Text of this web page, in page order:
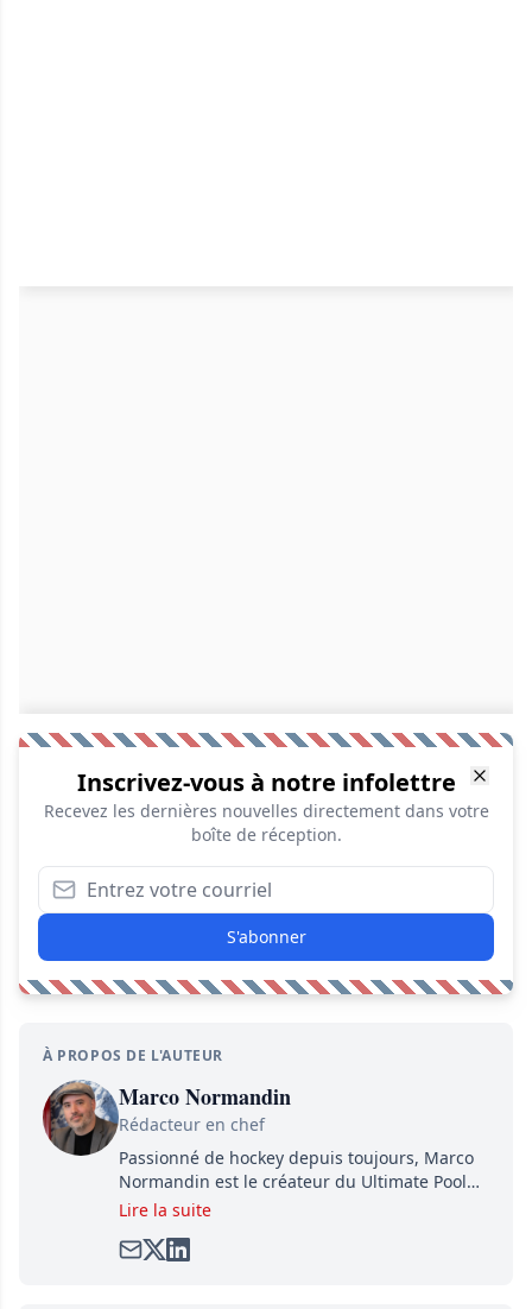
Inscrivez-vous à notre infolettre
Recevez les dernières nouvelles directement dans votre
boîte de réception.
S'abonner
À PROPOS DE L'AUTEUR
Marco Normandin
Rédacteur en chef
Passionné de hockey depuis toujours, Marco
Normandin est le créateur du Ultimate Pool
Preview, une référence mondiale en guide de
satirique de hockey, Définitivement, Pierre.
Lire la suite